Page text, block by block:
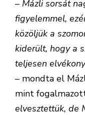
– Mázli sorsát
figyelemmel,
közöljük a
kiderült, hogy a
teljesen
– mondta el
mint
elvesztettük, de